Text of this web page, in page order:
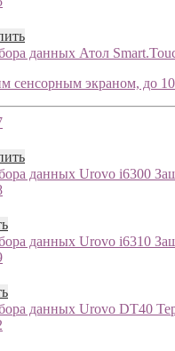
сенсорным экраном, до